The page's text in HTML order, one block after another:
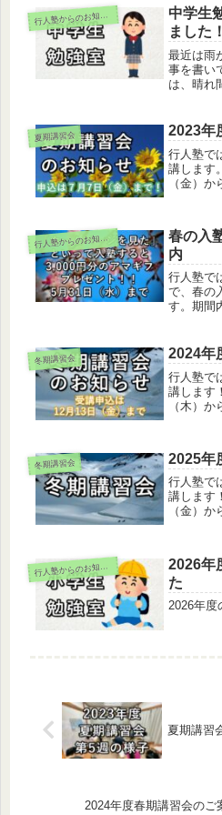
行
人塾からのお知らせ
中学生
ました！
最近は雨
事を書い
は、晴れ
季節でも
会とは無
ー...
夏期講習会 2023年
行人塾で
講します
（金）
偏差値の
学年や志
を用意し
ページを
行
人塾からのお知らせ
春の入
内
行人塾で
で、春の
す。期間
Amazon
す。小さ
生徒を見
に、ぜひ
冬期講習会 2024年
行人塾で
講します
（木）
の出る
冬期講習会 2025年
行人塾で
講します
（金）
の出る
志望校に
行
人塾からのお知らせ
2026年
た
2026年度
夏期講習
2024年度春期講習会のご